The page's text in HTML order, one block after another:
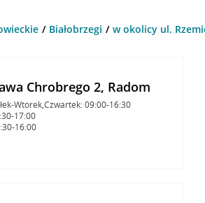
Białobrzegi w okolicy ul.
Chrobrego 2, Radom
Wtorek,Czwartek: 09:00-16:30
17:00
16:00